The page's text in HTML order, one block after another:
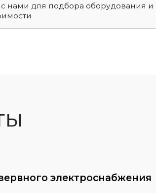
нами для подбора оборудования и
электроснабжения